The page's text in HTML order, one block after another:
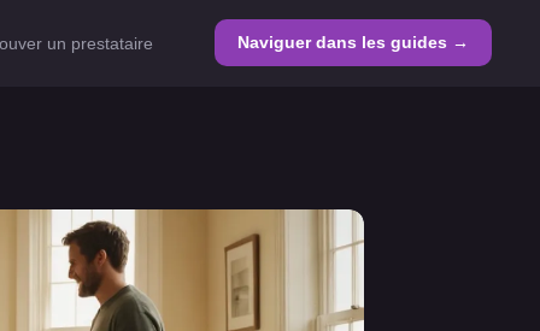
un prestataire Naviguer dans les guides →